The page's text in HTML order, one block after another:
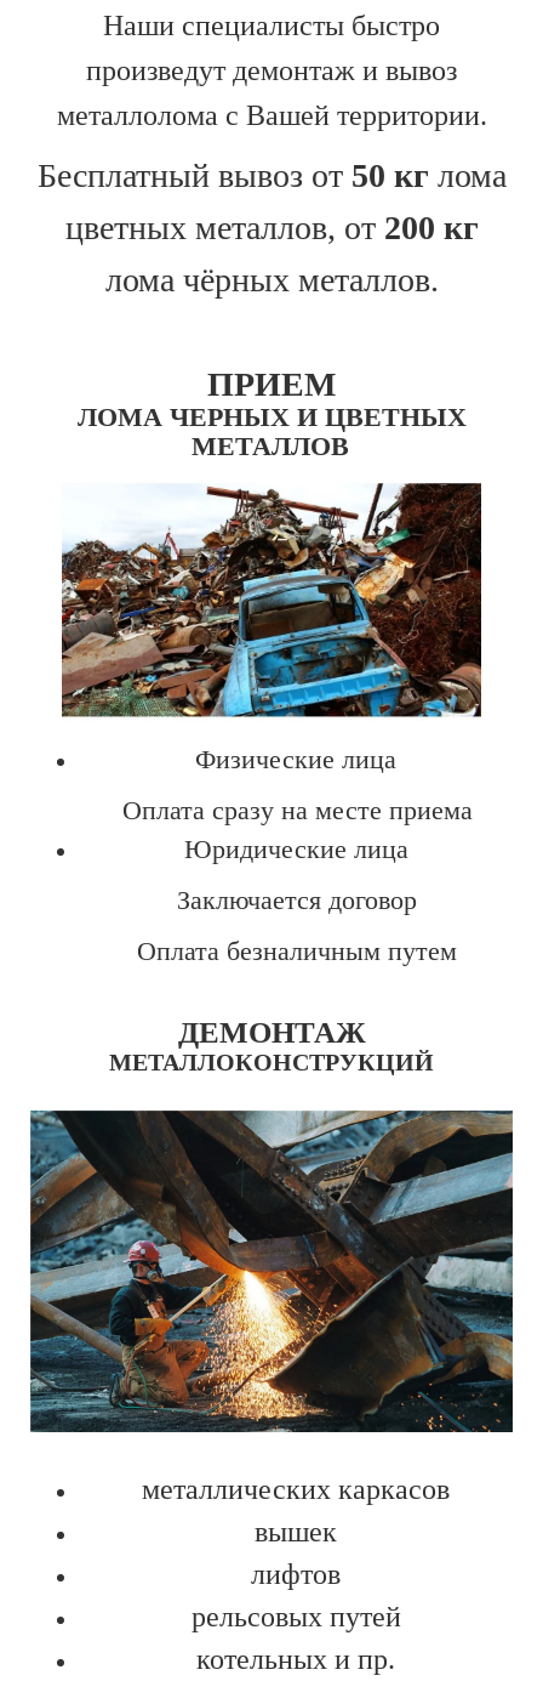
Наши специалисты быстро
произведут демонтаж и вывоз
металлолома с Вашей территории.
Бесплатный вывоз от 50 кг лома
цветных металлов, от 200 кг
лома чёрных металлов.
ПРИЕМ
ЛОМА ЧЕРНЫХ И ЦВЕТНЫХ
МЕТАЛЛОВ
Физические лица
Оплата сразу на месте приема
Юридические лица
Заключается договор
Оплата безналичным путем
ДЕМОНТАЖ
МЕТАЛЛОКОНСТРУКЦИЙ
металлических каркасов
вышек
лифтов
рельсовых путей
котельных и пр.